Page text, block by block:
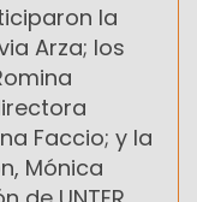
la
Arza; los
Faccio; y la
Mónica